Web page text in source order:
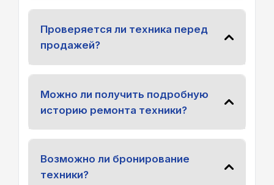
Проверяется ли техника перед
продажей?
Можно ли получить подробную
историю ремонта техники?
Возможно ли бронирование
техники?